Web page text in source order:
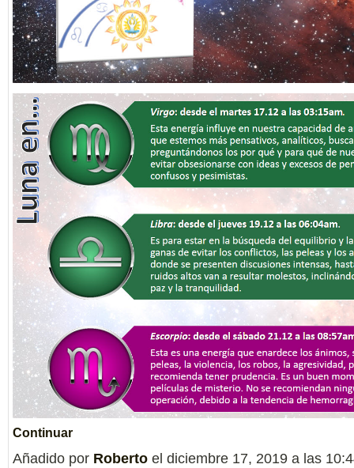
Continuar
Añadido por Roberto el diciembre 17, 2019 a las